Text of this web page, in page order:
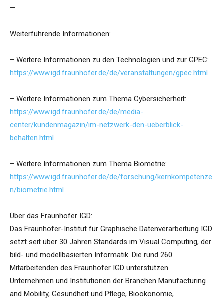
—
Weiterführende Informationen:
– Weitere Informationen zu den Technologien und zur GPEC:
https://www.igd.fraunhofer.de/de/veranstaltungen/gpec.html
– Weitere Informationen zum Thema Cybersicherheit:
https://www.igd.fraunhofer.de/de/media-
center/kundenmagazin/im-netzwerk-den-ueberblick-
behalten.html
– Weitere Informationen zum Thema Biometrie:
https://www.igd.fraunhofer.de/de/forschung/kernkompetenze
n/biometrie.html
Über das Fraunhofer IGD:
Das Fraunhofer-Institut für Graphische Datenverarbeitung IGD
setzt seit über 30 Jahren Standards im Visual Computing, der
bild- und modellbasierten Informatik. Die rund 260
Mitarbeitenden des Fraunhofer IGD unterstützen
Unternehmen und Institutionen der Branchen Manufacturing
and Mobility, Gesundheit und Pflege, Bioökonomie,